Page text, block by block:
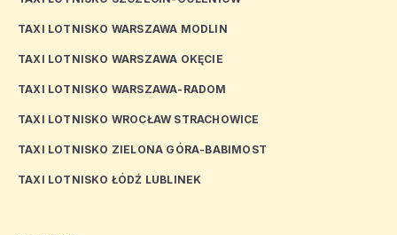
TAXI LOTNISKO WARSZAWA MODLIN
TAXI LOTNISKO WARSZAWA OKĘCIE
TAXI LOTNISKO WARSZAWA-RADOM
TAXI LOTNISKO WROCŁAW STRACHOWICE
TAXI LOTNISKO ZIELONA GÓRA-BABIMOST
TAXI LOTNISKO ŁÓDŹ LUBLINEK